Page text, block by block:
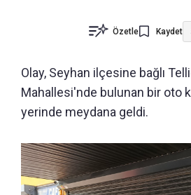
Özetle Kaydet
Olay, Seyhan ilçesine bağlı
Mahallesi'nde bulunan bir oto
yerinde meydana geldi.